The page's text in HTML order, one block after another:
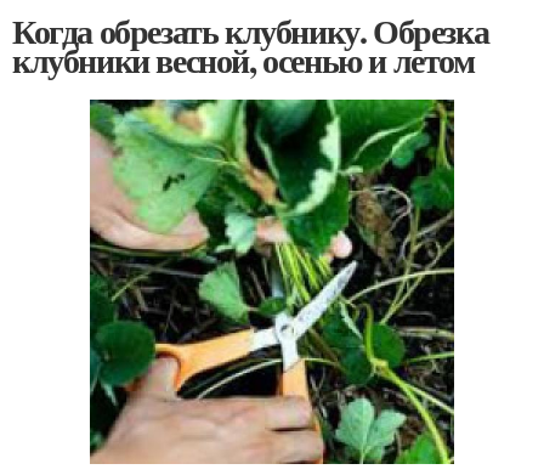
Когда обрезать клубнику. Обрезка
клубники весной, осенью и летом